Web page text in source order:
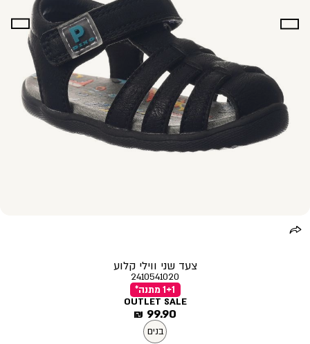
צעד שני ווילי קלוע
2410541020
1+1 מתנה*
OUTLET SALE
מחיר
מוצר
99.90 ₪
בנים